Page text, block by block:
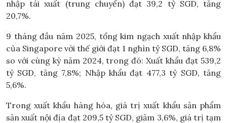
nhập tái xuất (trung chuyển) đạt 39,2 tỷ SGD, tăng
20,7%.
9 tháng đầu năm 2025, tổng kim ngạch xuất nhập khẩu
của Singapore với thế giới đạt 1 nghìn tỷ SGD, tăng 6,8%
so với cùng kỳ năm 2024, trong đó: Xuất khẩu đạt 539,2
tỷ SGD, tăng 7,8%; Nhập khẩu đạt 477,3 tỷ SGD, tăng
5,6%.
Trong xuất khẩu hàng hóa, giá trị xuất khẩu sản phẩm
sản xuất nội địa đạt 209,5 tỷ SGD, giảm 3,6%, giá trị tạm